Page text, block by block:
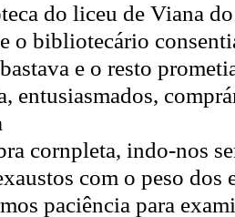
do liceu de Viana
o bibliotecário
e o resto
entusiasmados,
cornpleta, indo-nos
com o peso dos
paciência para